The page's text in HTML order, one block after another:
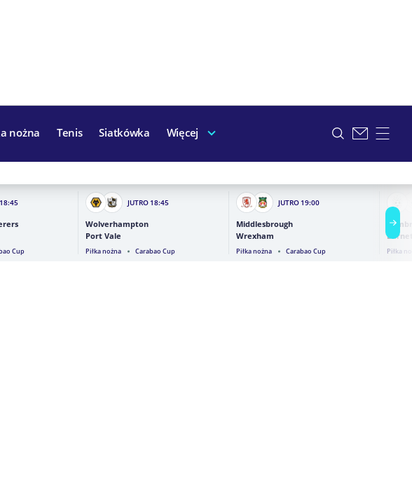
nożna Tenis Siatkówka Więcej
18:45
Cup
JUTRO 18:45
Wolverhampton
Port Vale
Piłka nożna Carabao Cup
JUTRO 19:00
Middlesbrough
Wrexham
Piłka nożna Carabao Cup Piłka